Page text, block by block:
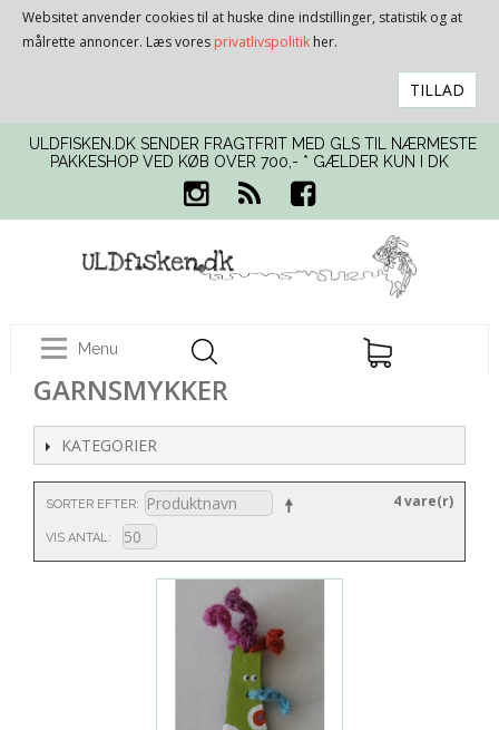
Websitet anvender cookies til at huske dine indstillinger, statistik og at
målrette annoncer. Læs vores privatlivspolitik her.
TILLAD
ULDFISKEN.DK SENDER FRAGTFRIT MED GLS TIL NÆRMESTE
PAKKESHOP VED KØB OVER 700,- * GÆLDER KUN I DK
Menu
GARNSMYKKER
KATEGORIER
SORTER EFTER
VIS ANTAL
4 vare(r)